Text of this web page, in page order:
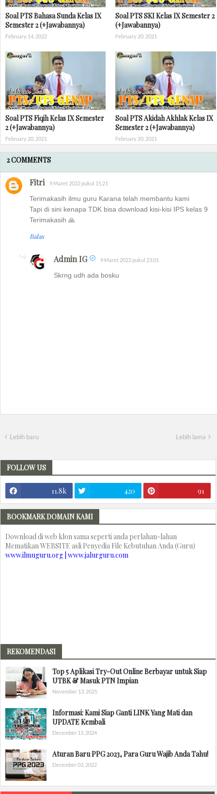
Soal PTS Bahasa Sunda Kelas IX
Semester 2 (+Jawabannya)
February 14, 2022
Soal PTS SKI Kelas IX Semester 2
(+Jawabannya)
February 20, 2021
Soal PTS Fiqih Kelas IX Semester
2 (+Jawabannya)
February 20, 2021
Soal PTS Akidah Akhlak Kelas IX
Semester 2 (+Jawabannya)
February 20, 2021
2 COMMENTS
Fitri 9 Maret 2022 pukul 15.21
Terimakasih ilmu guru Karana telah membantu kami
Tapi di sini kenapa TDK bisa download kisi-kisi IPS kelas 9
Terimakasih 🙏
Balas
Admin IG 9 Maret 2022 pukul 23.01
Skrng udh ada bosku
Lebih baru Lebih lama
FOLLOW US
11.8k 420 91
BOOKMARK DOMAIN KAMI
Download di web klon sama seperti anda perlahan-lahan
Mematikan WEBSITE asli Penyedia File Kebutuhan Anda (Guru)
www.ilmuguru.org | www.jalurguru.com
REKOMENDASI
Top 5 Aplikasi Try-Out Online Berbayar untuk Siap
UTBK & Masuk PTN Impian
November 13, 2025
Informasi: Kami Siap Ganti LINK Yang Mati dan
UPDATE Kembali
December 13, 2024
Aturan Baru PPG 2023, Para Guru Wajib Anda Tahu!
December 03, 2022